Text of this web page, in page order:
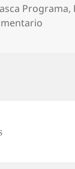
Programa,